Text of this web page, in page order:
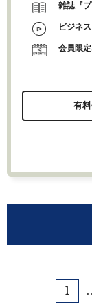
雑誌『
ビジネ
会員限
有
1